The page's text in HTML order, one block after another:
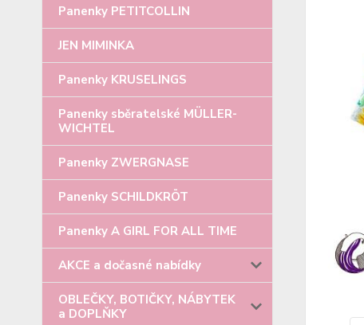
Panenky PETITCOLLIN
JEN MIMINKA
Panenky KRUSELINGS
Panenky sběratelské MÜLLER-
WICHTEL
Panenky ZWERGNASE
Panenky SCHILDKRÖT
Panenky A GIRL FOR ALL TIME
AKCE a dočasné nabídky
OBLEČKY, BOTIČKY, NÁBYTEK
a DOPLŇKY